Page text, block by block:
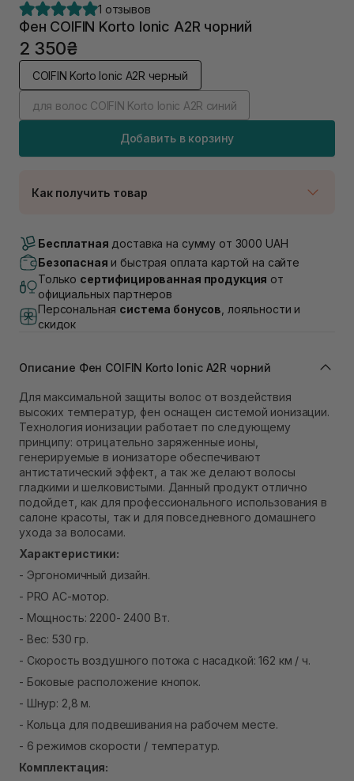
1 отзывов
Фен COIFIN Korto Ionic A2R чорний
2 350₴
COIFIN Korto Ionic A2R черный
для волос COIFIN Korto Ionic A2R синий
Добавить в корзину
Как получить товар
В наличии
Самовывоз г. Луцк, Винниченка 4
Самовывоз г. Львов, ул. Академика Подстригача,
1В (Duck's Lake)
Самовывоз г. Львов ул. Степана Бандеры 43
Самовывоз Ровно
В наличии
Самовывоз г. Ровно, ул. Кулика и Гудачека 23 (ТЦ
Экватор)
В наличии
Бесплатная доставка на сумму от 3000 UAH
Безопасная и быстрая оплата картой на сайте
Только сертифицированная продукция от
официальных партнеров
Персональная система бонусов , лояльности и
скидок
Описание Фен COIFIN Korto Ionic A2R чорний
Для максимальной защиты волос от воздействия
высоких температур, фен оснащен системой ионизации.
Технология ионизации работает по следующему
принципу: отрицательно заряженные ионы,
генерируемые в ионизаторе обеспечивают
антистатический эффект, а так же делают волосы
гладкими и шелковистыми. Данный продукт отлично
подойдет, как для профессионального использования в
салоне красоты, так и для повседневного домашнего
ухода за волосами.
Характеристики:
- Эргономичный дизайн.
- PRO AC-мотор.
- Мощность: 2200- 2400 Вт.
- Вес: 530 гр.
- Скорость воздушного потока с насадкой: 162 км / ч.
- Боковые расположение кнопок.
- Шнур: 2,8 м.
- Кольца для подвешивания на рабочем месте.
- 6 режимов скорости / температур.
Комплектация: